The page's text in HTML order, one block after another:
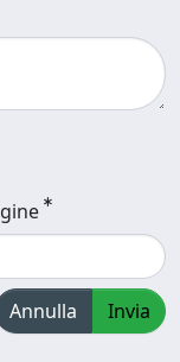
Annulla Invia